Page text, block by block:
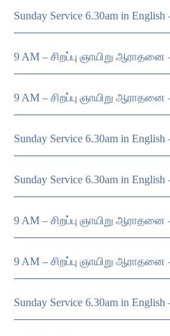
Sunday Service 6.30am in English
9 AM – சிறப்பு ஞாயிறு ஆராதனை
9 AM – சிறப்பு ஞாயிறு ஆராதனை
Sunday Service 6.30am in English
Sunday Service 6.30am in English
9 AM – சிறப்பு ஞாயிறு ஆராதனை
9 AM – சிறப்பு ஞாயிறு ஆராதனை
Sunday Service 6.30am in English